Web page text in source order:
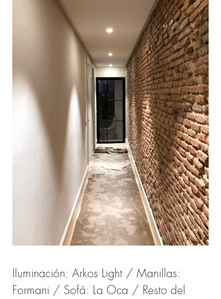
Iluminación: Arkos Light / Manillas:
Formani / Sofá: La Oca / Resto del